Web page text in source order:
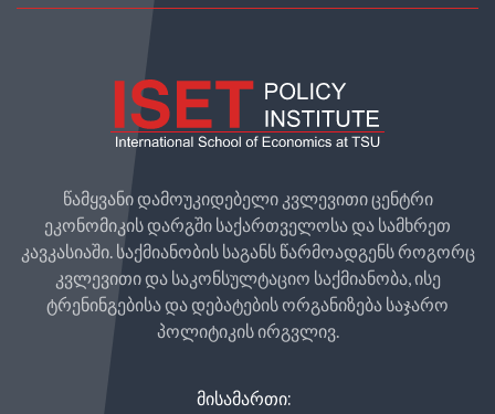
წამყვანი დამოუკიდებელი კვლევითი ცენტრი
ეკონომიკის დარგში საქართველოსა და სამხრეთ
კავკასიაში. საქმიანობის საგანს წარმოადგენს როგორც
კვლევითი და საკონსულტაციო საქმიანობა, ისე
ტრენინგებისა და დებატების ორგანიზება საჯარო
პოლიტიკის ირგვლივ.
ᲛᲘᲡᲐᲛᲐᲠᲗᲘ: